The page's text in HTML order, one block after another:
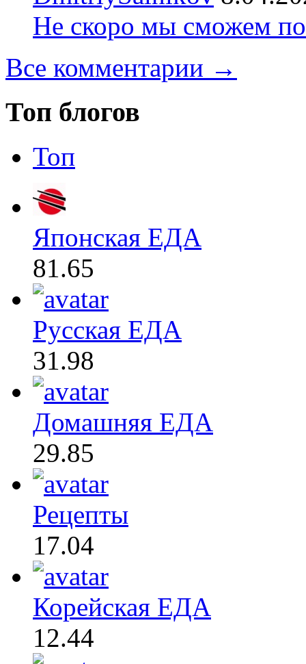
Не скоро мы сможем
Все комментарии →
Топ блогов
Топ
Японская ЕДА
81.65
Русская ЕДА
31.98
Домашняя ЕДА
29.85
Рецепты
17.04
Корейская ЕДА
12.44